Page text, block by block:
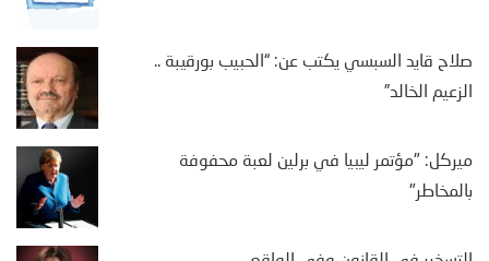
صلاح قايد السبسي يكتب عن: “الحبيب بورقيبة ..
الزعيم الخالد”
ميركل: "مؤتمر ليبيا في برلين لعبة محفوفة
بالمخاطر"